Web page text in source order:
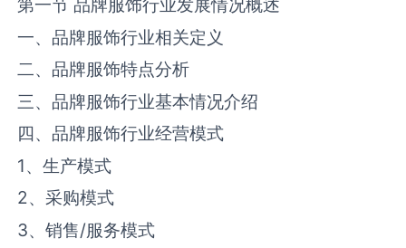
第一节 品牌服饰行业发展情况概述
一、品牌服饰行业相关定义
二、品牌服饰特点分析
三、品牌服饰行业基本情况介绍
四、品牌服饰行业经营模式
1、生产模式
2、采购模式
3、销售/服务模式